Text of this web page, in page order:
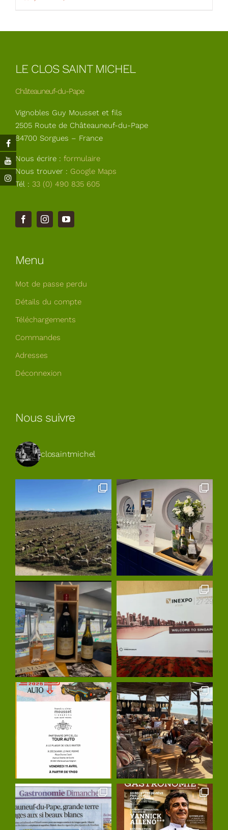
LE CLOS SAINT MICHEL
Châteauneuf-du-Pape
Vignobles Guy Mousset et fils
2505 Route de Châteauneuf-du-Pape
84700 Sorgues – France
Nous écrire : formulaire
Nous trouver : Google Maps
Tél : 33 (0) 490 835 605
Menu
Mot de passe perdu
Détails du compte
Téléchargements
Commandes
Adresses
Déconnexion
Nous suivre
closaintmichel